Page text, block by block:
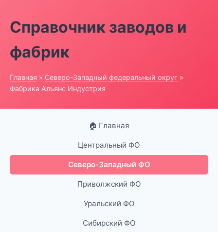
Справочник заводов и
фабрик
Главная » Северо-Западный федеральный округ »
Фабрика Альянс Индустрия
🏠 Главная
Центральный ФО
Северо-Западный ФО
Приволжский ФО
Уральский ФО
Сибирский ФО